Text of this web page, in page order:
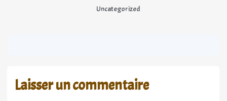
Uncategorized
Laisser un commentaire